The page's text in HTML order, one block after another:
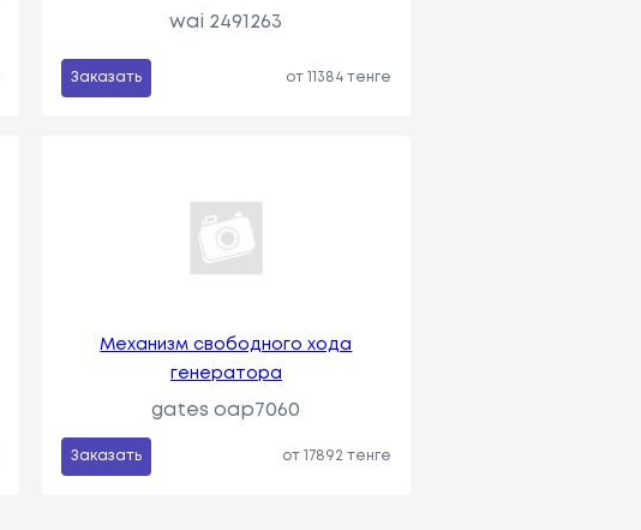
wai 2491263
Заказать от 11384 тенге
Механизм свободного хода
генератора
gates oap7060
Заказать от 17892 тенге